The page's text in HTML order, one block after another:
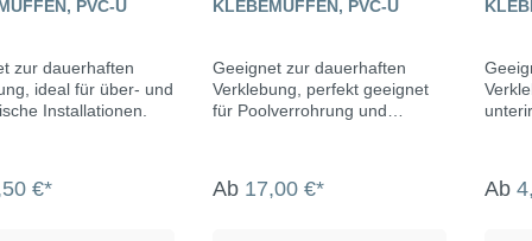
PVC-U
zur dauerhaften
ideal für über- und
Installationen.
€*
KLEBEMUFFEN, PVC-U
Geeignet zur dauerhaften
Verklebung, perfekt geeignet
für Poolverrohrung und
Ab 17,00 €* Ab